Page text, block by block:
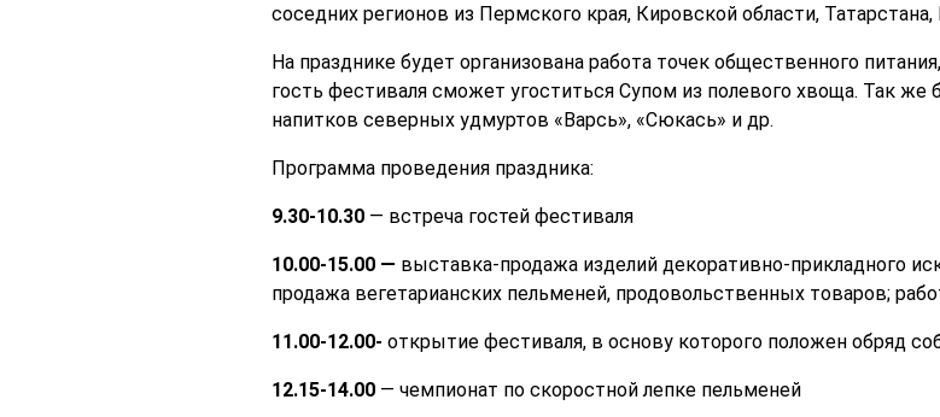
соседних регионов из Пермского края, Кировской области,
На празднике будет организована работа точек общественного
гость фестиваля сможет угоститься Супом из полевого хвоща. Так же
напитков северных удмуртов «Варсь», «Сюкась» и др.
Программа проведения праздника:
9.30-10.30— встреча гостей фестиваля
10.00-15.00 — выставка-продажа изделий декоративно-прикладного
продажа вегетарианских пельменей, продовольственных товаров;
11.00-12.00- открытие фестиваля, в основу которого положен обряд
12.15-14.00 — чемпионат по скоростной лепке пельменей